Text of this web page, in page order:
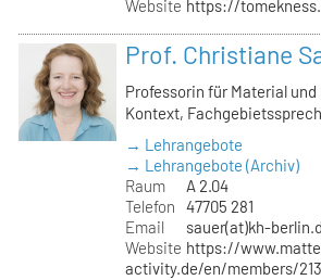
Website https://
Prof. Christiane
Professorin für Material
Kontext,
→ Lehrangebote
→ Lehrangebote (Archiv)
Raum
A 2.04
Telefon
47705 281
Email
sauer(at)kh-
Website https://
activity.de/en/members/